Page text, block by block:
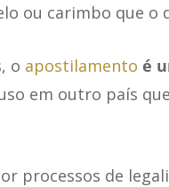
ou carimbo que o
o apostilamento é
em outro país
processos de